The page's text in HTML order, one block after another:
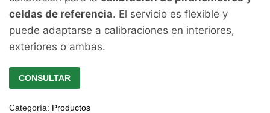
celdas de referencia. El servicio es flexible y
puede adaptarse a calibraciones en interiores,
exteriores o ambas.
CONSULTAR
Categoría: Productos